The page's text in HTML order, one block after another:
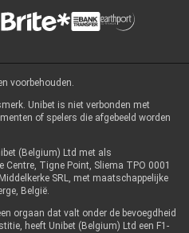
voorbehouden.
Unibet is niet verbonden met
of spelers die afgebeeld worden
(Belgium) Ltd met als
Centre, Tigne Point, Sliema TPO 0001
SRL, met maatschappelijke
België.
orgaan dat valt onder de bevoegdheid
heeft Unibet (Belgium) Ltd een F1-